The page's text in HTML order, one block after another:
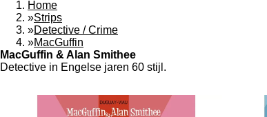
Home
»Strips
»Detective / Crime
»MacGuffin
MacGuffin & Alan Smithee
Detective in Engelse jaren 60 stijl.